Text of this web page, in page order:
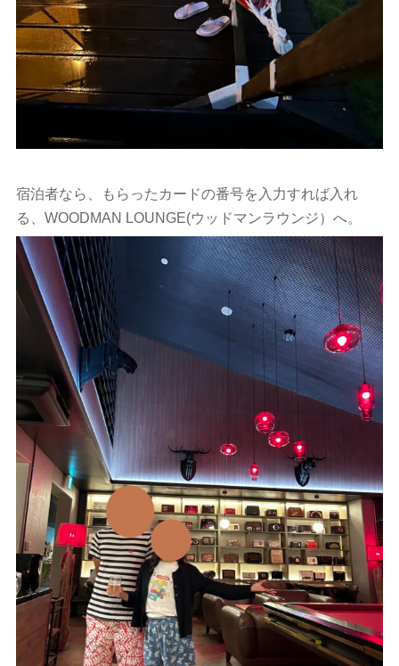
宿泊者なら、もらったカードの番号を入力すれば入れ
る、WOODMAN LOUNGE(ウッドマンラウンジ）へ。